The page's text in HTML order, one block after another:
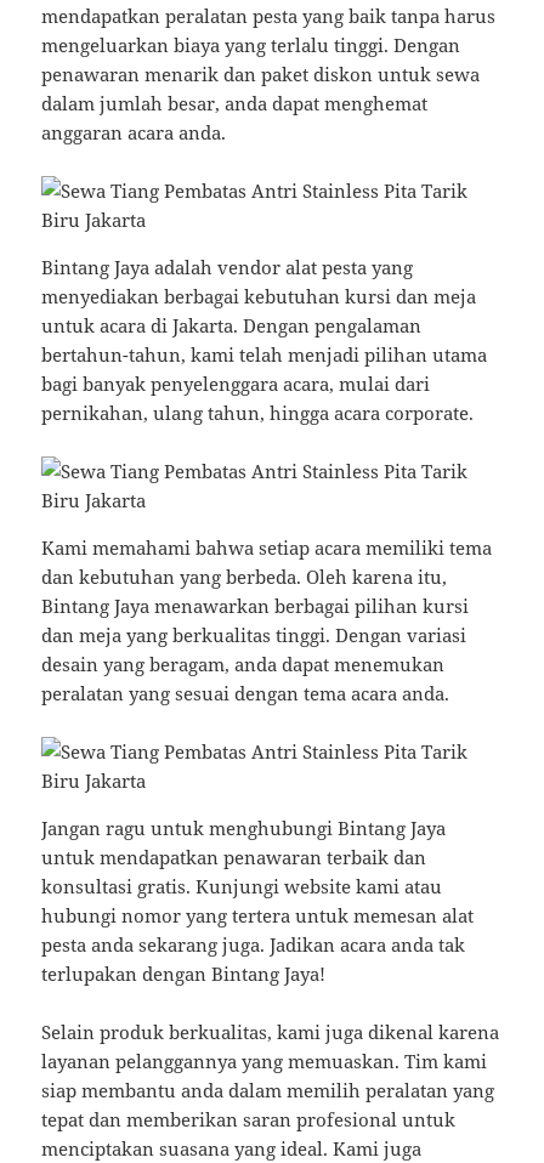
mendapatkan peralatan pesta yang baik tanpa harus
mengeluarkan biaya yang terlalu tinggi. Dengan
penawaran menarik dan paket diskon untuk sewa
dalam jumlah besar, anda dapat menghemat
anggaran acara anda.
Bintang Jaya adalah vendor alat pesta yang
menyediakan berbagai kebutuhan kursi dan meja
untuk acara di Jakarta. Dengan pengalaman
bertahun-tahun, kami telah menjadi pilihan utama
bagi banyak penyelenggara acara, mulai dari
pernikahan, ulang tahun, hingga acara corporate.
Kami memahami bahwa setiap acara memiliki tema
dan kebutuhan yang berbeda. Oleh karena itu,
Bintang Jaya menawarkan berbagai pilihan kursi
dan meja yang berkualitas tinggi. Dengan variasi
desain yang beragam, anda dapat menemukan
peralatan yang sesuai dengan tema acara anda.
Jangan ragu untuk menghubungi Bintang Jaya
untuk mendapatkan penawaran terbaik dan
konsultasi gratis. Kunjungi website kami atau
hubungi nomor yang tertera untuk memesan alat
pesta anda sekarang juga. Jadikan acara anda tak
terlupakan dengan Bintang Jaya!
Selain produk berkualitas, kami juga dikenal karena
layanan pelanggannya yang memuaskan. Tim kami
siap membantu anda dalam memilih peralatan yang
tepat dan memberikan saran profesional untuk
menciptakan suasana yang ideal. Kami juga